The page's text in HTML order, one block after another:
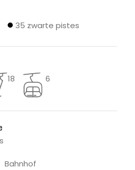
35 zwarte pistes
18 6
Bahnhof